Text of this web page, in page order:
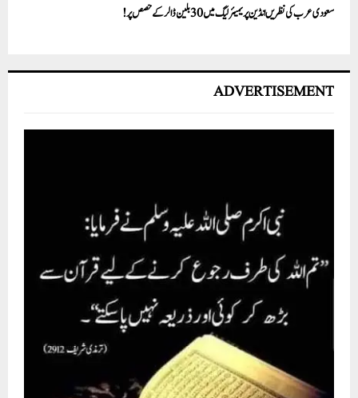
سعودی عرب کی نظریں انڈین پریمیئر لیگ میں 30 بلین ڈالر کے حصص پر!
ADVERTISEMENT